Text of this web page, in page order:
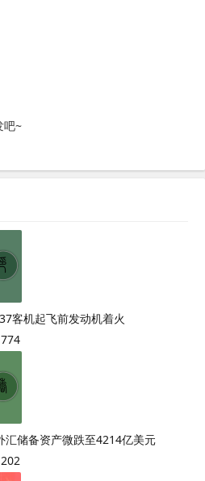
吧~
客机起飞前发动机着火
774
汇储备资产微跌至4214亿美元
202